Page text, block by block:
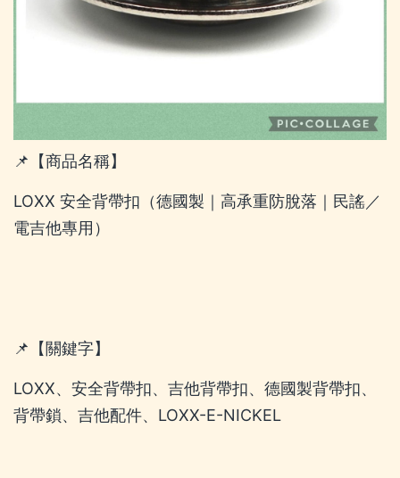
📌【商品名稱】
LOXX 安全背帶扣（德國製｜高承重防脫落｜民謠／
電吉他專用）
📌【關鍵字】
LOXX、安全背帶扣、吉他背帶扣、德國製背帶扣、
背帶鎖、吉他配件、LOXX-E-NICKEL